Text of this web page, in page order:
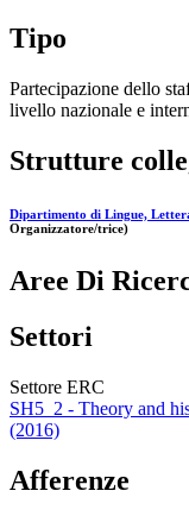
Tipo
Partecipazione dello
livello nazionale e
Strutture
Dipartimento di Lingue,
Organizzatore/trice)
Aree Di
Settori
Settore ERC
SH5_2 - Theory and
(2016)
Afferenze